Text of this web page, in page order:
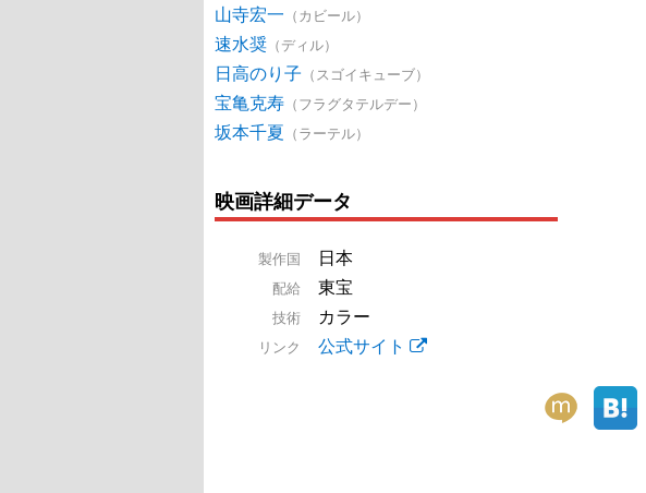
山寺宏一 （カビール）
速水奨 （ディル）
日高のり子 （スゴイキューブ）
宝亀克寿 （フラグタテルデー）
坂本千夏 （ラーテル）
映画詳細データ
製作国 日本
配給 東宝
技術 カラー
リンク 公式サイト